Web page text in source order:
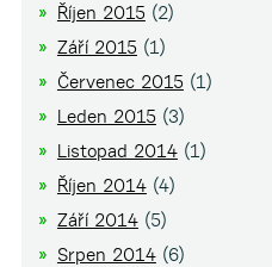
Říjen 2015(2)
Září 2015(1)
Červenec 2015(1)
Leden 2015(3)
Listopad 2014(1)
Říjen 2014(4)
Září 2014(5)
Srpen 2014(6)